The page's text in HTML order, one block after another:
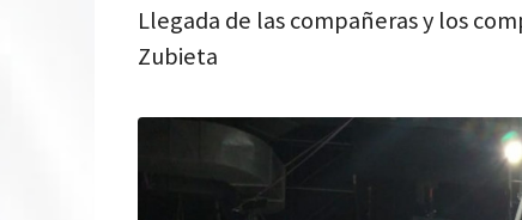
Llegada de las compañeras y los
Zubieta